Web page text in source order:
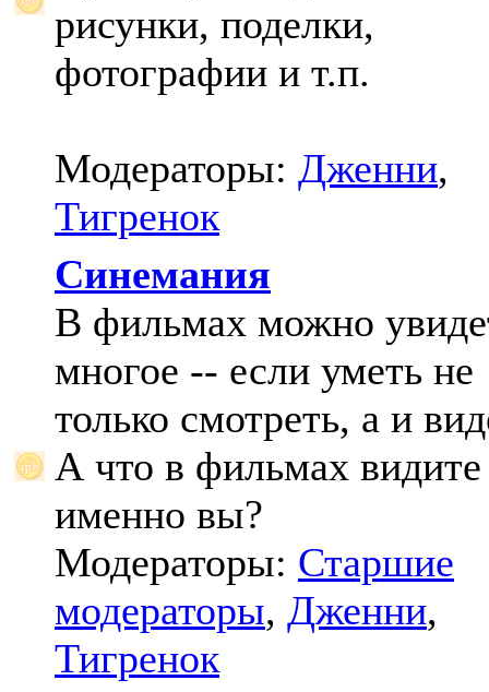
рисунки, поделки,
фотографии и т.п.
Модераторы: Дженни,
Тигренок
Синемания
В фильмах можно
многое -- если уметь не
только смотреть, а и
А что в фильмах видите
именно вы?
Модераторы: Старшие
модераторы, Дженни,
Тигренок